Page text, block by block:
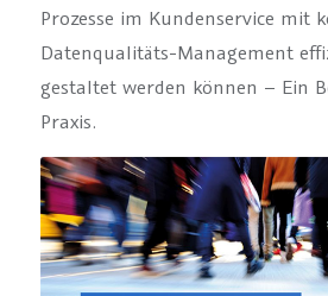
Prozesse im Kundenservice mit
Datenqualitäts-Management
gestaltet werden können – Ein
Praxis.